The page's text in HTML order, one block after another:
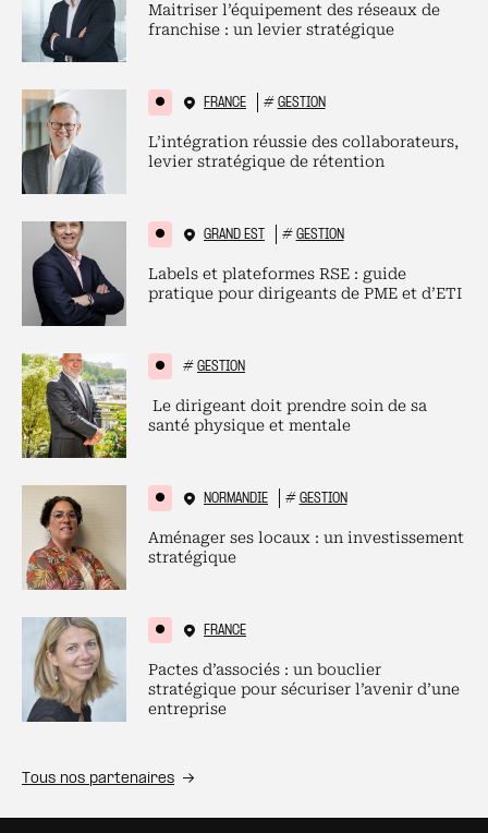
Maitriser l’équipement des réseaux de
franchise : un levier stratégique
FRANCE # GESTION
L’intégration réussie des collaborateurs,
levier stratégique de rétention
GRAND EST # GESTION
Labels et plateformes RSE : guide
pratique pour dirigeants de PME et d’ETI
# GESTION
Le dirigeant doit prendre soin de sa
santé physique et mentale
NORMANDIE # GESTION
Aménager ses locaux : un investissement
stratégique
FRANCE
Pactes d’associés : un bouclier
stratégique pour sécuriser l’avenir d’une
entreprise
Tous nos partenaires